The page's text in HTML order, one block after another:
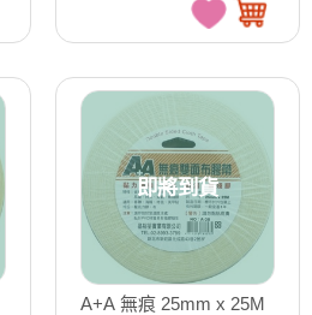
即將到貨
A+A 無痕 25mm x 25M